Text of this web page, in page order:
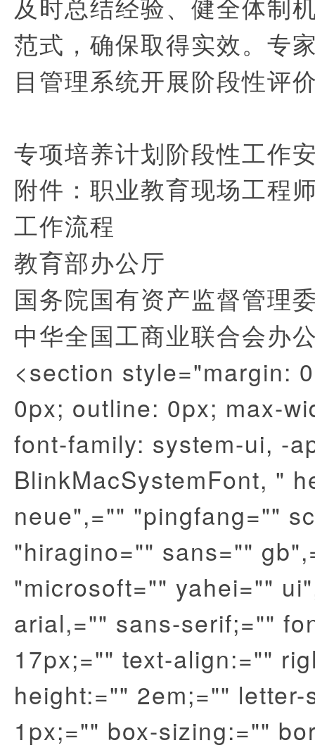
范式，确保取得实效。专
目管理系统开展阶段性评
专项培养计划阶段性工作
附件：职业教育现场工程
工作流程
教育部办公厅
国务院国有资产监督管理
中华全国工商业联合会办
<section style="margin:
0px; outline: 0px; max-
font-family: system-ui, -
BlinkMacSystemFont, "
neue",="" "pingfang=""
"hiragino="" sans=""
"microsoft="" yahei=""
arial,="" sans-serif;=""
17px;="" text-align:=""
height:="" 2em;=""
1px;="" box-sizing:=""